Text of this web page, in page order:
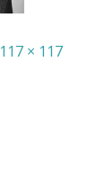
117 × 117